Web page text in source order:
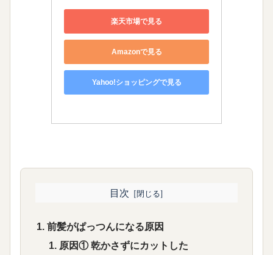
楽天市場で見る
Amazonで見る
Yahoo!ショッピングで見る
目次
前髪がぱっつんになる原因
原因① 乾かさずにカットした